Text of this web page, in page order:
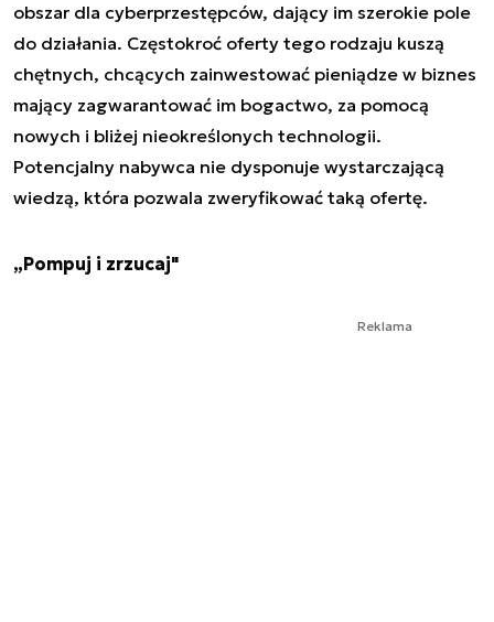
obszar dla cyberprzestępców, dający im szerokie pole
do działania. Częstokroć oferty tego rodzaju kuszą
chętnych, chcących zainwestować pieniądze w biznes
mający zagwarantować im bogactwo, za pomocą
nowych i bliżej nieokreślonych technologii.
Potencjalny nabywca nie dysponuje wystarczającą
wiedzą, która pozwala zweryfikować taką ofertę.
„Pompuj i zrzucaj"
Reklama